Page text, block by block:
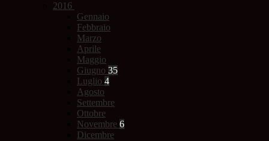
2016
Gennaio
Febbraio
Marzo
Aprile
Maggio
Giugno 35
Luglio 4
Agosto
Settembre
Ottobre
Novembre 6
Dicembre